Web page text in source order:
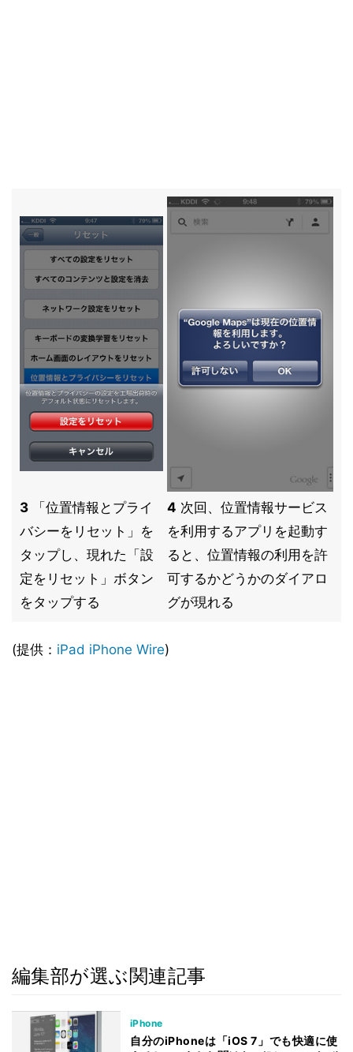
3 「位置情報とプライ
バシーをリセット」を
タップし、現れた「設
定をリセット」ボタン
をタップする
4 次回、位置情報サービス
を利用するアプリを起動す
ると、位置情報の利用を許
可するかどうかのダイアロ
グが現れる
(提供： iPad iPhone Wire)
編集部が選ぶ関連記事
iPhone
自分のiPhoneは「iOS 7」でも快適に使